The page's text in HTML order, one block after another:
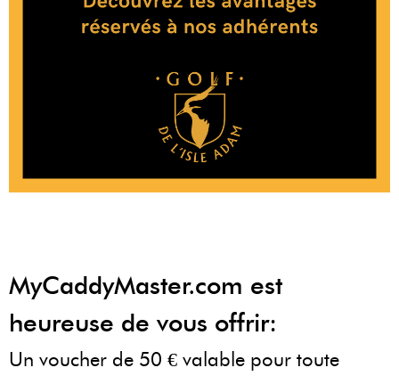
MyCaddyMaster.com est
heureuse de vous offrir:
Un voucher de 50 € valable pour toute